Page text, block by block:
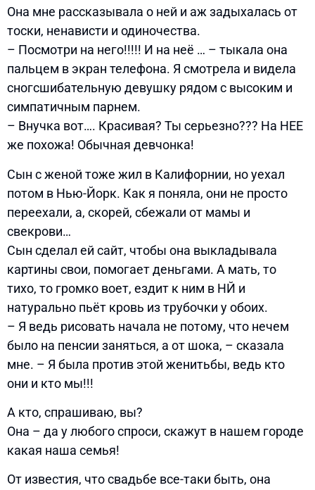
Она мне рассказывала о ней и аж задыхалась от
тоски, ненависти и одиночества.
– Посмотри на него!!!!! И на неё … – тыкала она
пальцем в экран телефона. Я смотрела и видела
сногсшибательную девушку рядом с высоким и
симпатичным парнем.
– Внучка вот…. Красивая? Ты серьезно??? На НЕЕ
же похожа! Обычная девчонка!
Сын с женой тоже жил в Калифорнии, но уехал
потом в Нью-Йорк. Как я поняла, они не просто
переехали, а, скорей, сбежали от мамы и
свекрови…
Сын сделал ей сайт, чтобы она выкладывала
картины свои, помогает деньгами. А мать, то
тихо, то громко воет, ездит к ним в НЙ и
натурально пьёт кровь из трубочки у обоих.
– Я ведь рисовать начала не потому, что нечем
было на пенсии заняться, а от шока, – сказала
мне. – Я была против этой женитьбы, ведь кто
они и кто мы!!!
А кто, спрашиваю, вы?
Она – да у любого спроси, скажут в нашем городе
какая наша семья!
От известия, что свадьбе все-таки быть, она